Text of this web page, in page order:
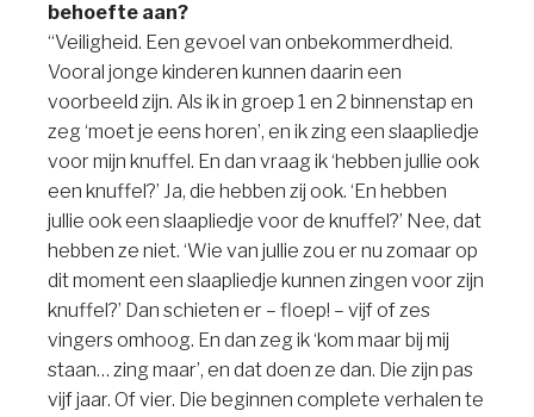
behoefte aan?
“Veiligheid. Een gevoel van onbekommerdheid.
Vooral jonge kinderen kunnen daarin een
voorbeeld zijn. Als ik in groep 1 en 2 binnenstap en
zeg ‘moet je eens horen’, en ik zing een slaapliedje
voor mijn knuffel. En dan vraag ik ‘hebben jullie ook
een knuffel?’ Ja, die hebben zij ook. ‘En hebben
jullie ook een slaapliedje voor de knuffel?’ Nee, dat
hebben ze niet. ‘Wie van jullie zou er nu zomaar op
dit moment een slaapliedje kunnen zingen voor zijn
knuffel?’ Dan schieten er – floep! – vijf of zes
vingers omhoog. En dan zeg ik ‘kom maar bij mij
staan… zing maar’, en dat doen ze dan. Die zijn pas
vijf jaar. Of vier. Die beginnen complete verhalen te